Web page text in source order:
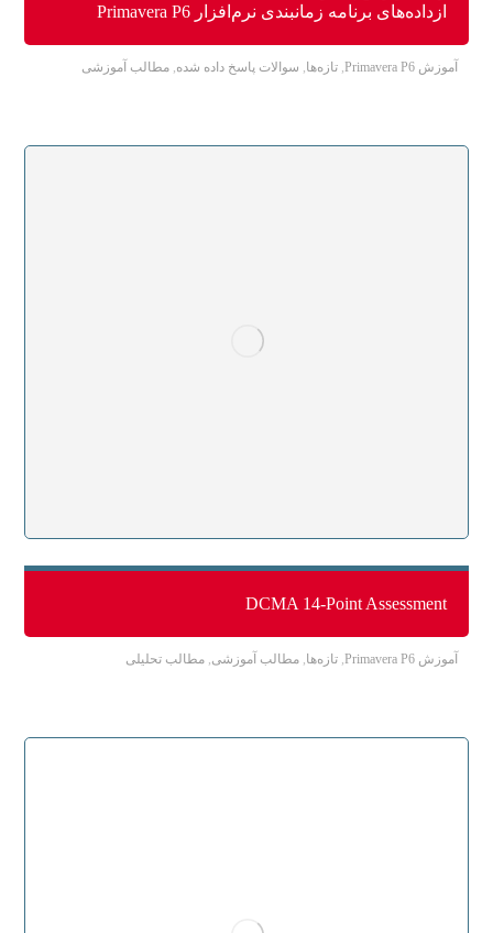
ازداده‌های برنامه زمانبندی نرم‌افزار Primavera P6
آموزش Primavera P6 ,تازه‌ها سوالات پاسخ داده شده ,مطالب آموزشی
DCMA 14-Point Assessment
آموزش Primavera P6 ,تازه‌ها,مطالب آموزشی,مطالب تحلیلی